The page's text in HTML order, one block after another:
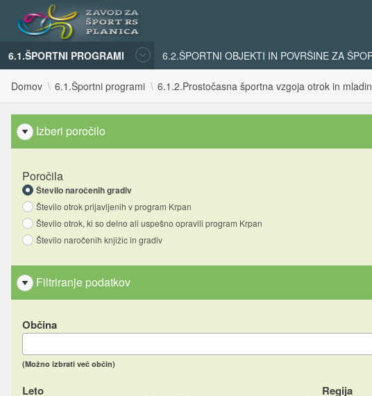
6.1.ŠPORTNI PROGRAMI 6.2.ŠPORTNI OBJEKTI IN POVRŠINE ZA
Domov 6.1.Športni programi 6.1.2.Prostočasna športna vzgoja otrok in
Izberi poročilo
Poročila
Število naročenih gradiv
Število otrok prijavljenih v program Krpan
Število otrok, ki so delno ali uspešno opravili program Krpan
Število naročenih knjižic in gradiv
Filtriranje podatkov
Občina
(Možno izbrati več občin)
Leto Regija